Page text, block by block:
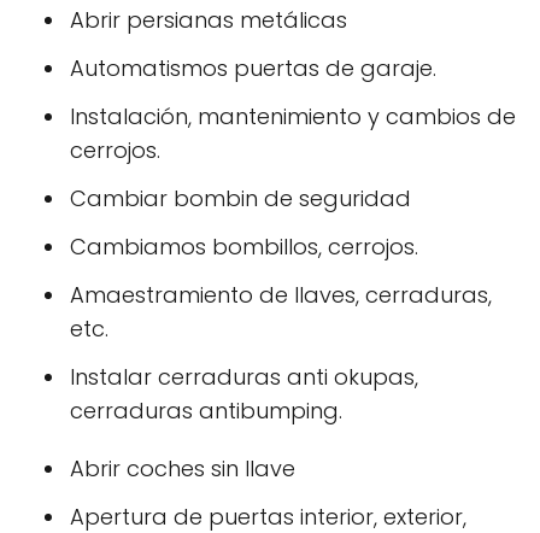
Abrir persianas metálicas
Automatismos puertas de garaje.
Instalación, mantenimiento y cambios de
cerrojos.
Cambiar bombin de seguridad
Cambiamos bombillos, cerrojos.
Amaestramiento de llaves, cerraduras,
etc.
Instalar cerraduras anti okupas,
cerraduras antibumping.
Abrir coches sin llave
Apertura de puertas interior, exterior,